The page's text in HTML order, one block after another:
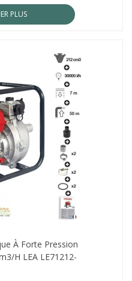
PLUS
À Forte Pression
h LEA LE71212-